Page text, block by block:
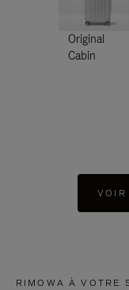
Original
Cabin
VOIR
RIMOWA À VOTRE